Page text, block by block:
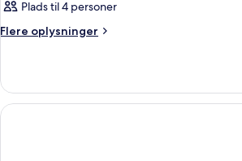
Plads til 4 personer
Flere oplysninger
Flere